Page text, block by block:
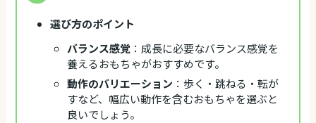
選び方のポイント
バランス感覚：成長に必要なバランス感覚を
養えるおもちゃがおすすめです。
動作のバリエーション ：歩く・跳ねる・転が
すなど、幅広い動作を含むおもちゃを選ぶと
良いでしょう。